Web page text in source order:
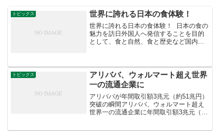
トピックス 世界に誇れる日本の食体験！
世界に誇れる日本の食体験！ 日本の食の
魅力を訪日外国人へ発信することを目的
として、食と自然、食と歴史など国内の
決定しました。かまくらの中で伝統野菜
を使ったみそ仕立ての...
トピックス
アリババ、ウォルマート超え世界
一の流通企業に
アリババが年間取引額3兆元（約51兆円）
突破の瞬間アリババ、ウォルマート超え
世界一の流通企業に年間取引額3兆元（約